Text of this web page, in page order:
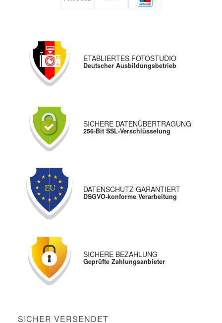
ETABLIERTES FOTOSTUDIO
Deutscher Ausbildungsbetrieb
SICHERE DATENÜBERTRAGUNG
256-Bit SSL-Verschlüsselung
DATENSCHUTZ GARANTIERT
DSGVO-konforme Verarbeitung
SICHERE BEZAHLUNG
Geprüfte Zahlungsanbieter
SICHER VERSENDET